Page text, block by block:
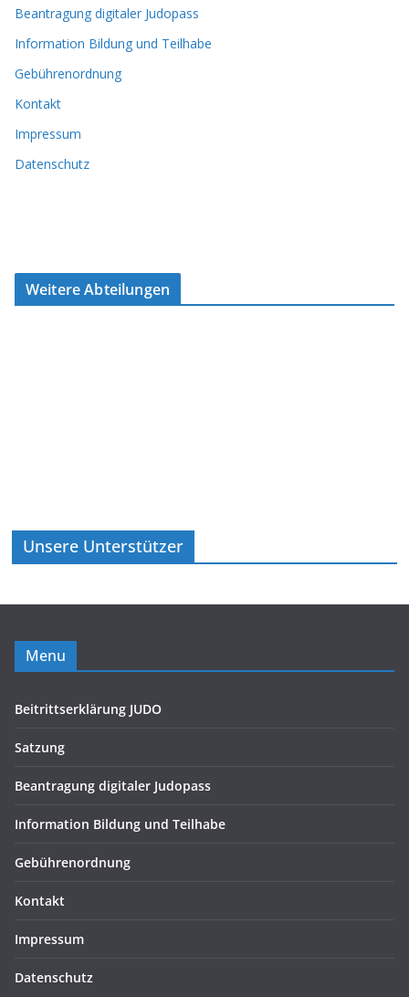
Beantragung digitaler Judopass
Information Bildung und Teilhabe
Gebührenordnung
Kontakt
Impressum
Datenschutz
Weitere Abteilungen
Unsere Unterstützer
Menu
Beitrittserklärung JUDO
Satzung
Beantragung digitaler Judopass
Information Bildung und Teilhabe
Gebührenordnung
Kontakt
Impressum
Datenschutz